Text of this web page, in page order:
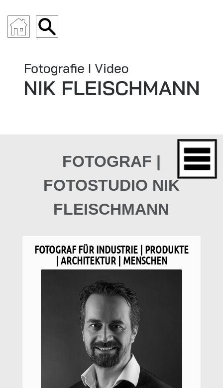
FOTOGRAF |
FOTOSTUDIO NIK
FLEISCHMANN
FOTOGRAF FÜR INDUSTRIE | PRODUKTE
| ARCHITEKTUR | MENSCHEN